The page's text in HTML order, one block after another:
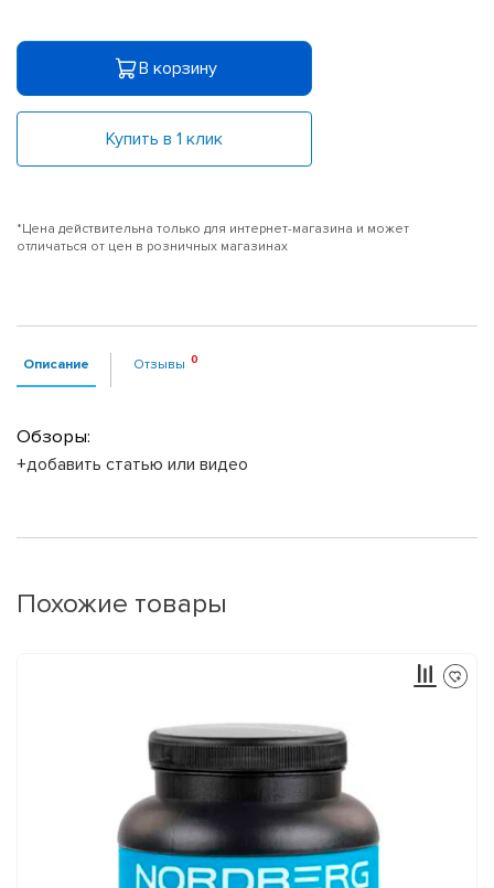
В корзину
Купить в 1 клик
*Цена действительна только для интернет-магазина и может
отличаться от цен в розничных магазинах
Описание Отзывы
Обзоры:
+добавить статью или видео
Похожие товары